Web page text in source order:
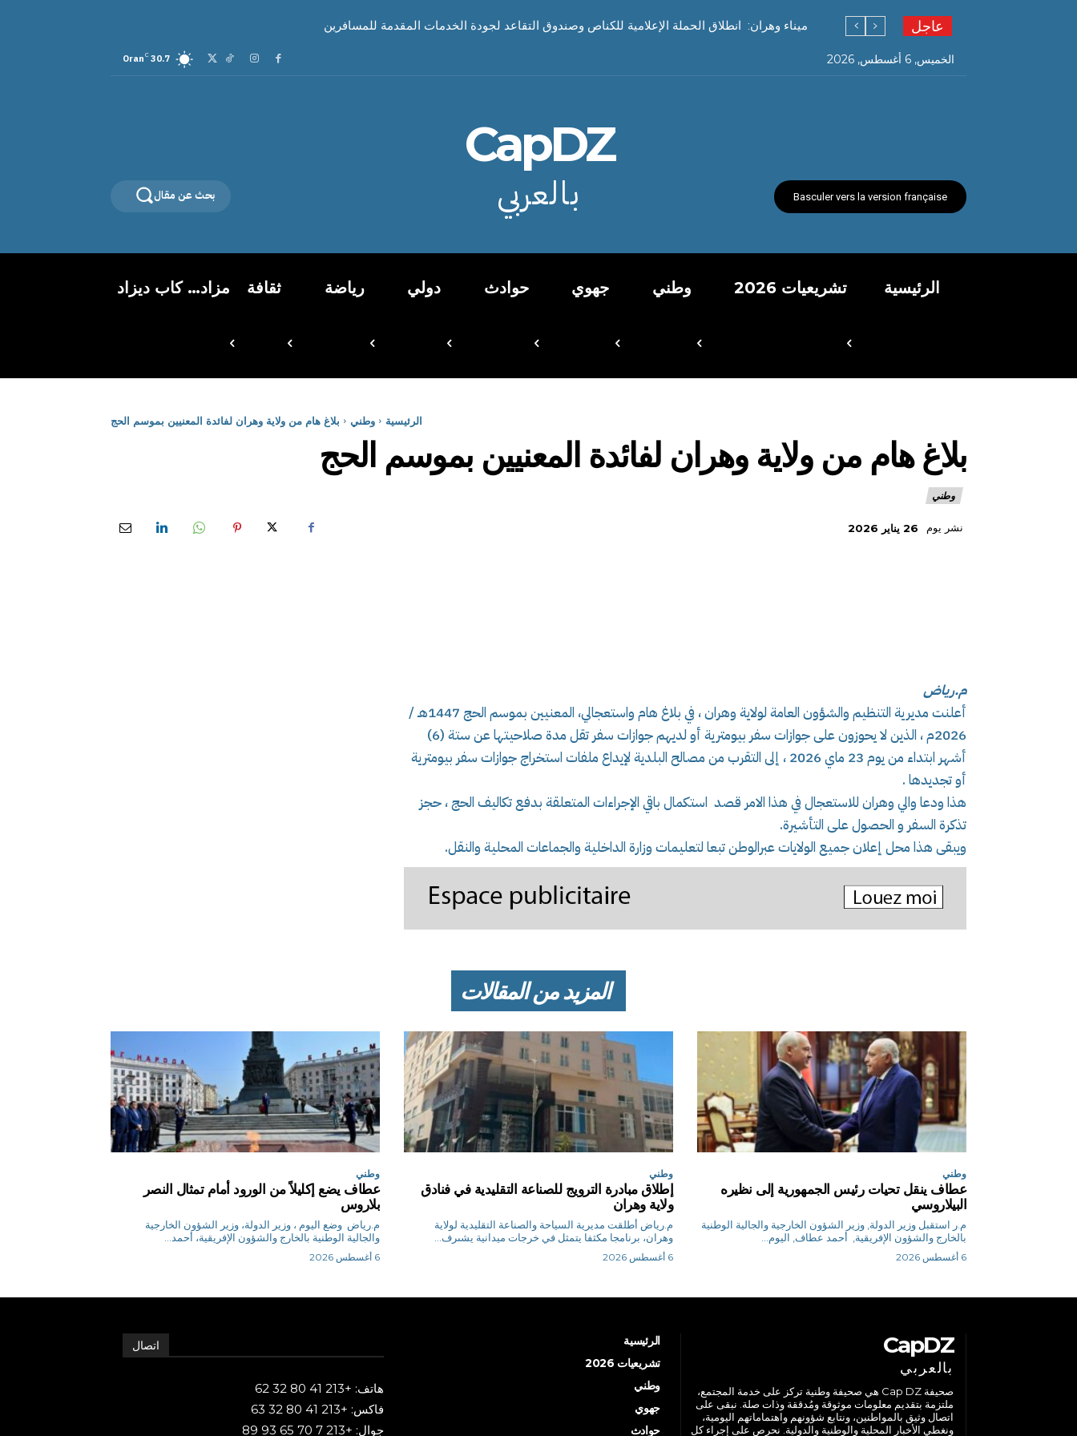
عاجل ميناء وهران: انطلاق الحملة الإعلامية للكناص وصندوق التقاعد لجودة الخدمات المقدمة للمسافرين
الخميس, 6 أغسطس, 2026 30.7
C
Oran
Basculer vers la version française
CapDZ
بالعربي بحث عن مقال
الرئيسية تشريعيات 2026 وطني جهوي حوادث دولي رياضة ثقافة مزاد… كاب ديزاد
الرئيسية وطني بلاغ هام من ولاية وهران لفائدة المعنيين بموسم الحج
بلاغ هام من ولاية وهران لفائدة المعنيين بموسم الحج
وطني
نشر يوم 26 يناير 2026
م.رياض
أعلنت مديرية التنظيم والشؤون العامة لولاية وهران ، في بلاغ هام واستعجالي، المعنيين بموسم الحج 1447هـ /
2026م ، الذين لا يحوزون على جوازات سفر بيومترية أو لديهم جوازات سفر تقل مدة صلاحيتها عن ستة (6)
أشهر ابتداء من يوم 23 ماي 2026 ، إلى التقرب من مصالح البلدية لإيداع ملفات استخراج جوازات سفر بيومترية
أو تجديدها .
هذا ودعا والي وهران للاستعجال في هذا الامر قصد استكمال باقي الإجراءات المتعلقة بدفع تكاليف الحج ، حجز
تذكرة السفر و الحصول على التأشيرة.
ويبقى هذا محل إعلان جميع الولايات عبرالوطن تبعا لتعليمات وزارة الداخلية والجماعات المحلية والنقل.
المزيد من المقالات
وطني
عطاف ينقل تحيات رئيس الجمهورية إلى نظيره
البيلاروسي
م.ر استقبل وزير الدولة, وزير الشؤون الخارجية والجالية الوطنية
بالخارج والشؤون الإفريقية, أحمد عطاف, اليوم...
6 أغسطس 2026
وطني
إطلاق مبادرة الترويج للصناعة التقليدية في فنادق
ولاية وهران
م.رياض أطلقت مديرية السياحة والصناعة التقليدية لولاية
وهران، برنامجا مكثفا يتمثل في خرجات ميدانية يشىرف...
6 أغسطس 2026
وطني
عطاف يضع إكليلاً من الورود أمام تمثال النصر
بلاروس
م.رياض وضع اليوم ، وزير الدولة، وزير الشؤون الخارجية
والجالية الوطنية بالخارج والشؤون الإفريقية، أحمد...
6 أغسطس 2026
CapDZ
بالعربي
صحيفة Cap DZ هي صحيفة وطنية تركز على خدمة المجتمع،
ملتزمة بتقديم معلومات موثوقة ومُدققة وذات صلة. نبقى على
اتصال وثيق بالمواطنين، ونتابع شؤونهم واهتماماتهم اليومية،
ونغطي الأخبار المحلية والوطنية والدولية. نحرص على إجراء كل
الرئيسية
تشريعيات 2026
وطني
جهوي
حوادث
اتصال
هاتف: +213 41 80 32 62
فاكس: +213 41 80 32 63
جوال: +213 7 70 65 93 89